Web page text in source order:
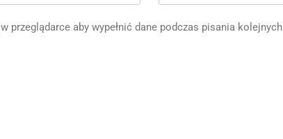
przeglądarce aby wypełnić dane podczas pisania kolejnych